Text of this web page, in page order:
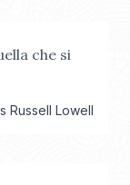
che si
Russell Lowell